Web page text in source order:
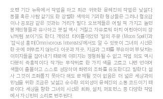
오랜 기간 뉴욕에서 작업을 하고 최근 귀국한 윤혜진의 작업은 낯설다.
동물 혹은 사람 같기도 한 강렬한 색채의 기괴한 형상들은 그러나 혐오감
이나 공포감 같은 것과는 거리가 멀다. 오브제들은 어릴 적 가지고 놀던
봉제인형들과 유사하고 붓질 역시 거칠고 자유로워 마치 어린아이의 장
난처럼 보이기도 한다. 개인전 타이틀이었던 ‘달의 주문 (Moon Spell)’과
‘잡식성 흥미(Omnivorous Interests)’에서도 알 수 있듯이 그녀의 시선은
한 곳에 머무르지 않는다. 이곳과 저곳, 지금과 그때를 부유하며 부딪치는
이미지들을 잡아내기 때문에 이미지는 정형화될 수 없고 작업 의도 역시
다분히 즉흥적이다. 작가는 무작위로 한 가지 색을 고르고 나면 연이어
색들이 출몰하고 스스로 성장하며 화면의 조화를 유도한다고 말한다. 설
사 그것이 조화롭지 못하다 해도 문제될 것이 없음은 더 넓은 세상과의
만남을 위한 조금은 낯설고 순수한 의외성이 윤혜진의 소통 코드이기 때
문이다. 세상을 향한 그녀의 시선은 회화, 설치, 퍼포먼스 등 다양한 작업
에서 자신만의 소리로 변주된다.